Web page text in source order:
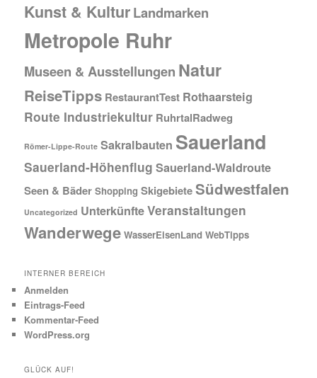
Kunst & KulturLandmarken
Metropole Ruhr
Museen & Ausstellungen Natur
ReiseTipps RestaurantTest Rothaarsteig
Route Industriekultur RuhrtalRadweg
Römer-Lippe-Route Sakralbauten Sauerland
Sauerland-Höhenflug Sauerland-Waldroute
Seen & Bäder Shopping SkigebieteSüdwestfalen
Uncategorized UnterkünfteVeranstaltungen
Wanderwege WasserEisenLand WebTipps
INTERNER BEREICH
Anmelden
Eintrags-Feed
Kommentar-Feed
WordPress.org
GLÜCK AUF!